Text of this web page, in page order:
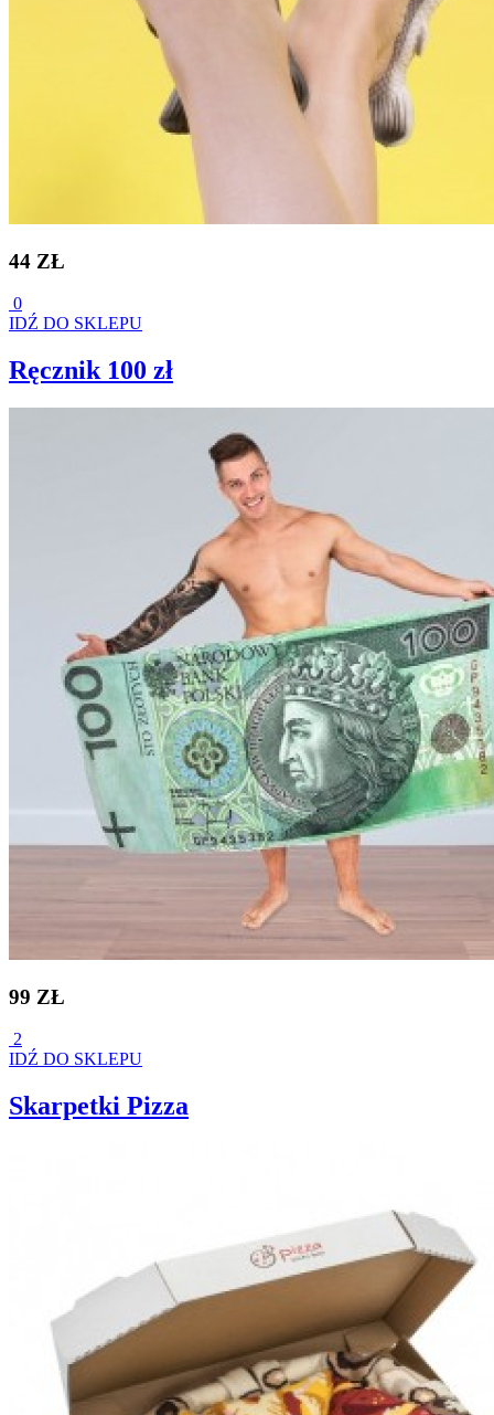
44 ZŁ
0
IDŹ DO SKLEPU
Ręcznik 100 zł
99 ZŁ
2
IDŹ DO SKLEPU
Skarpetki Pizza